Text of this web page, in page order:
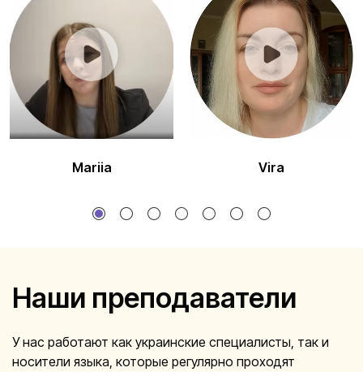
Mariia Vira
2
Наши преподаватели
У нас работают как украинские специалисты, так и
носители языка, которые регулярно проходят